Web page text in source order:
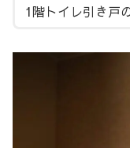
1階トイレ引き戸